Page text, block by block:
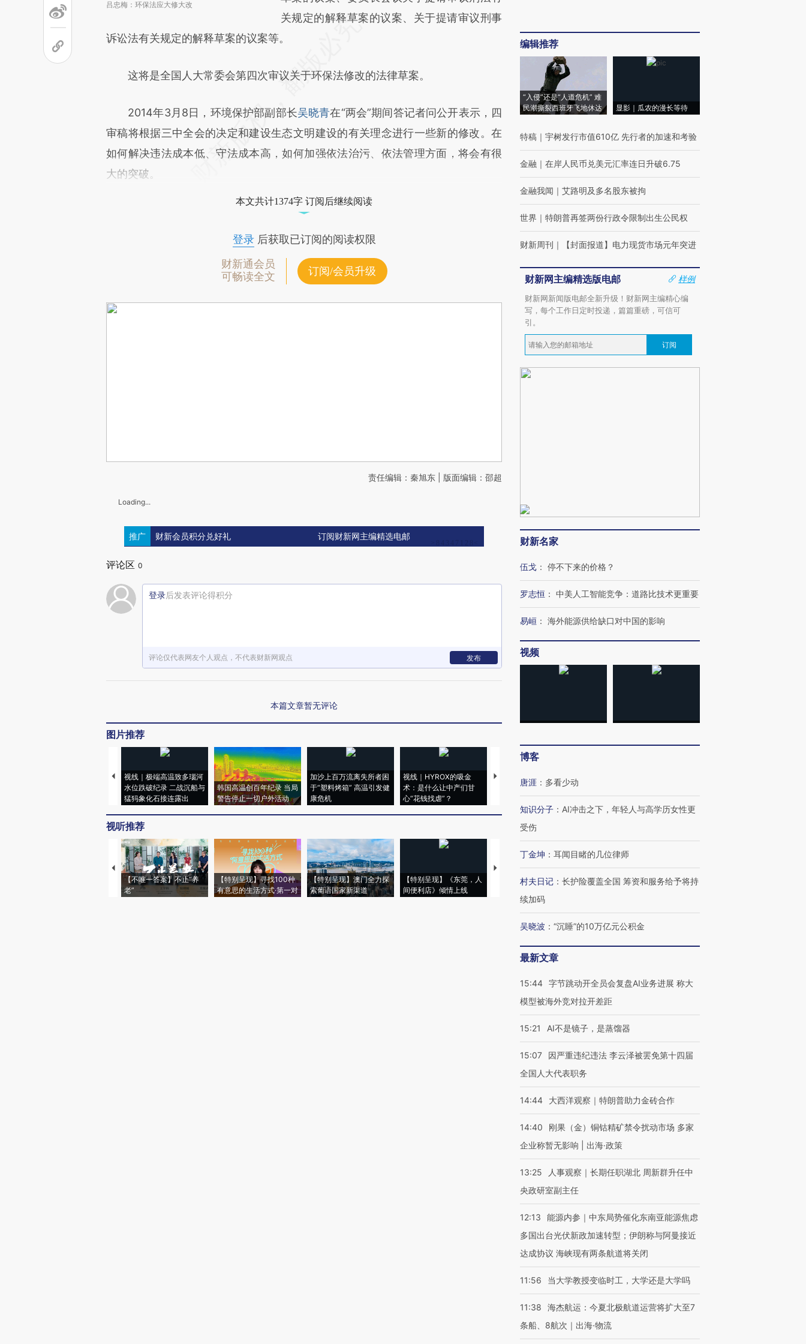
吕忠梅：环保法应大修大改
关规定的解释草案的议案、关于提请审议刑事
诉讼法有关规定的解释草案的议案等。
这将是全国人大常委会第四次审议关于环保法修改的法律草案。
2014年3月8日，环境保护部副部长吴晓青在“两会”期间答记者问公开表示，四
审稿将根据三中全会的决定和建设生态文明建设的有关理念进行一些新的修改。在
如何解决违法成本低、守法成本高，如何加强依法治污、依法管理方面，将会有很
大的突破。
本文共计1374字 订阅后继续阅读
登录后获取已订阅的阅读权限
财新通会员
可畅读全文
订阅/会员升级
责任编辑：秦旭东 | 版面编辑：邵超
Loading...
推广 财新会员积分兑好礼 订阅财新网主编精选电邮
评论区 0
登录后发表评论得积分
评论仅代表网友个人观点，不代表财新网观点 发布
本篇文章暂无评论
图片推荐
视线｜极端高温致多瑙河
水位跌破纪录 二战沉船与
猛犸象化石接连露出
韩国高温创百年纪录 当局
警告停止一切户外活动
加沙上百万流离失所者困
于“塑料烤箱” 高温引发健
康危机
视线｜HYROX的吸金
术：是什么让中产们甘
心“花钱找虐”？
马航飞行员跨国走私7万
粒摇头丸 尿检体内含3种
育部长拱下台
飞地休达
视听推荐
【不唯一答案】不止“养
老”
【特别呈现】寻找100种
有意思的生活方式·第一对
【特别呈现】澳门全力探
索葡语国家新渠道
【特别呈现】《东莞，人
间便利店》倾情上线
【推广】走进第四届链博
会，让数智科技“链”接产
【特别呈现】寻找100种
【商旅对话】华住集团
CFO：不靠规模取胜，华
编辑推荐
“入侵”还是“人道危机” 难
民潮撕裂西班牙飞地休达
显影｜瓜农的漫长等待
特稿 ｜ 宇树发行市值610亿 先行者的加速和考验
金融 ｜ 在岸人民币兑美元汇率连日升破6.75
金融我闻 ｜ 艾路明及多名股东被拘
世界 ｜ 特朗普再签两份行政令限制出生公民权
财新周刊 ｜ 【封面报道】电力现货市场元年突进
财新网主编精选版电邮
样例
财新网新闻版电邮全新升级！财新网主编精心编
写，每个工作日定时投递，篇篇重磅，可信可
引。
订阅
财新名家
伍戈 ： 停不下来的价格？
罗志恒 ： 中美人工智能竞争：道路比技术更重要
易峘 ： 海外能源供给缺口对中国的影响
视频
博客
唐涯 ： 多看少动
知识分子 ： AI冲击之下，年轻人与高学历女性更
受伤
丁金坤 ： 耳闻目睹的几位律师
村夫日记 ： 长护险覆盖全国 筹资和服务给予将持
续加码
吴晓波 ： “沉睡”的10万亿元公积金
最新文章
15:44 字节跳动开全员会复盘AI业务进展 称大
模型被海外竞对拉开差距
15:21 AI不是镜子，是蒸馏器
15:07
因严重违纪违法 李云泽被罢免第十四届
全国人大代表职务
14:44 大西洋观察｜特朗普助力金砖合作
14:40
刚果（金）铜钴精矿禁令扰动市场 多家
企业称暂无影响 | 出海·政策
13:25
人事观察｜长期任职湖北 周新群升任中
央政研室副主任
12:13
能源内参｜中东局势催化东南亚能源焦虑
多国出台光伏新政加速转型；伊朗称与阿曼接近
达成协议 海峡现有两条航道将关闭
11:56 当大学教授变临时工，大学还是大学吗
11:38
海杰航运：今夏北极航道运营将扩大至7
条船、8航次｜出海·物流